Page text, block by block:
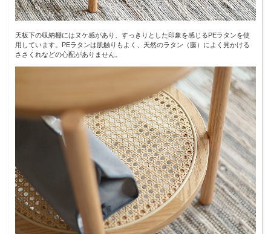
天板下の収納棚にはヌケ感があり、すっきりとした印象を感じるPEラタンを使
用しています。PEラタンは肌触りもよく、天然のラタン（藤）によく見かける
ささくれなどの心配がありません。